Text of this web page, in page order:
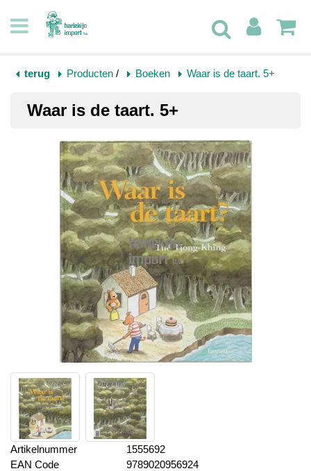
terug Producten / Boeken Waar is de taart. 5+
Waar is de taart. 5+
Artikelnummer
1555692
EAN Code
9789020956924